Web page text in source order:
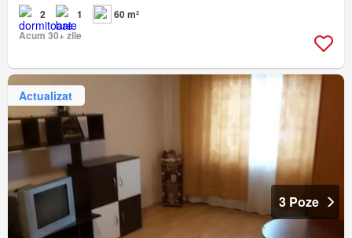
2 1
60 m²
Acum 30+ zile
Actualizat
3 Poze